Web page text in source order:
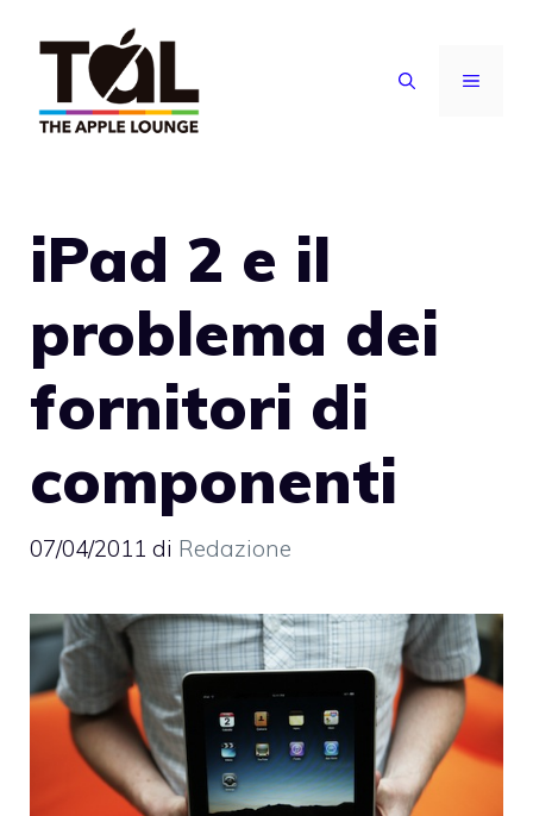
contenuto
MENU
iPad 2 e il
problema dei
fornitori di
componenti
07/04/2011 di Redazione